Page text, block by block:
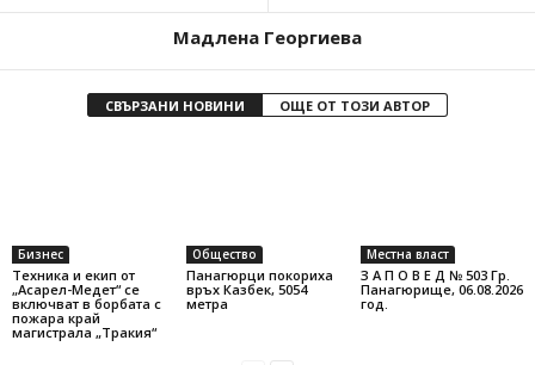
Мадлена Георгиева
СВЪРЗАНИ НОВИНИ ОЩЕ ОТ ТОЗИ АВТОР
Бизнес
Техника и екип от
„Асарел-Медет“ се
включват в борбата с
пожара край
магистрала „Тракия“
Общество
Панагюрци покориха
връх Казбек, 5054
метра
Местна власт
З А П О В Е Д № 503 Гр.
Панагюрище, 06.08.2026
год.